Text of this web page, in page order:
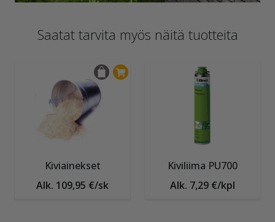
Saatat tarvita myös näitä tuotteita
Kiviainekset
Alk. 109,95 €/sk
Kiviliima PU700
Alk. 7,29 €/kpl